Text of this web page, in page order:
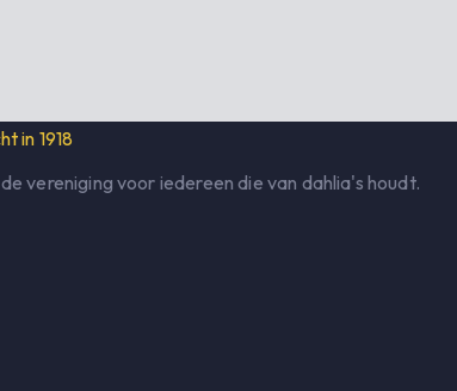
in 1918
vereniging voor iedereen die van dahlia's houdt.